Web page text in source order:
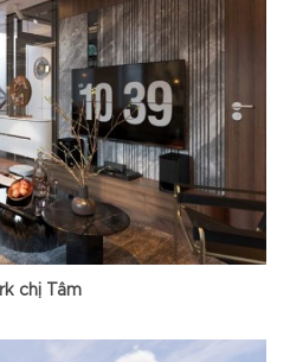
chị Tâm